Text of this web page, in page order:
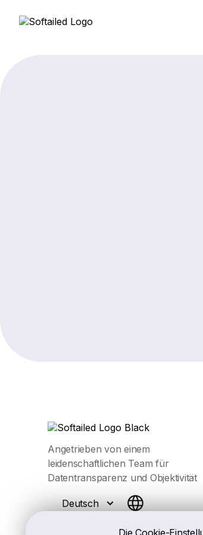
Die Cookie-
Angetrieben von einem
leidenschaftlichen Team für
Datentransparenz und Objektivität
Deutsch